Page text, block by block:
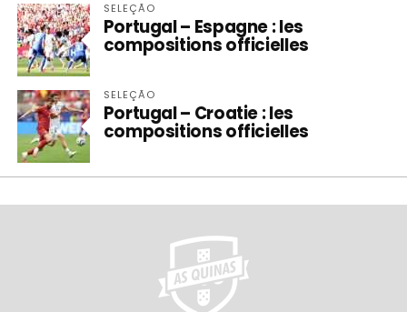
SELEÇÃO
Portugal – Espagne : les
compositions officielles
SELEÇÃO
Portugal – Croatie : les
compositions officielles